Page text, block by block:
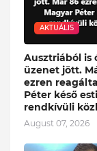
AKTUÁLIS
Ausztriából is
üzenet jött.
ezren
Péter késő esti
rendkívüli
August 07, 2026